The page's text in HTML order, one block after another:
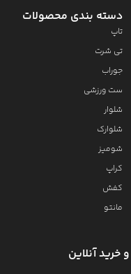
دسته بندی محصولات
تاپ
تی شرت
جوراب
ست ورزشی
شلوار
شلوارک
شومیز
کراپ
کفش
مانتو
خرید آنلاین